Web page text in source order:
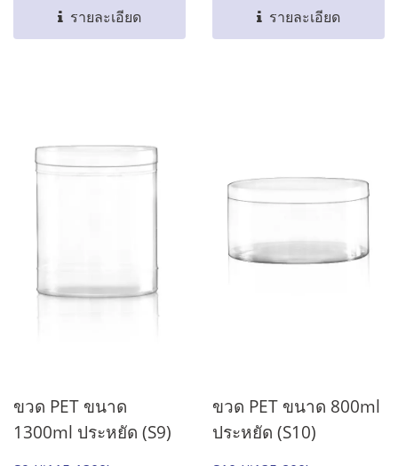
รายละเอียด รายละเอียด
ขวด PET ขนาด
1300ml ประหยัด (S9)
ขวด PET ขนาด 800ml
ประหยัด (S10)